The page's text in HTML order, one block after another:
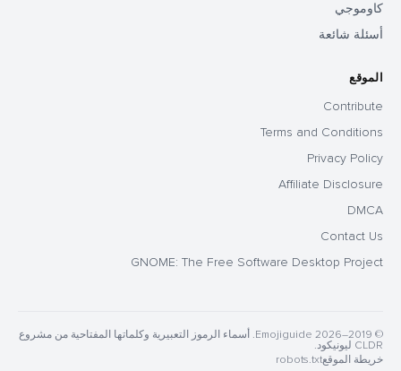
كاوموجي
أسئلة شائعة
الموقع
Contribute
Terms and Conditions
Privacy Policy
Affiliate Disclosure
DMCA
Contact Us
GNOME: The Free Software Desktop Project
© 2019–2026 Emojiguide. أسماء الرموز التعبيرية وكلماتها المفتاحية من مشروع
CLDR ليونيكود.
خريطة الموقعrobots.txt